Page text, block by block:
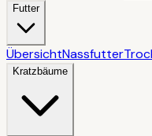
Futter
ÜbersichtNassfutter
Kratzbäume